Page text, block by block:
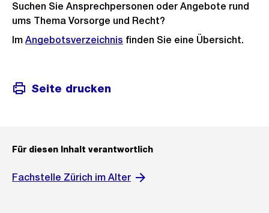
Suchen Sie Ansprechpersonen oder Angebote rund
ums Thema Vorsorge und Recht?
Im Angebotsverzeichnis finden Sie eine Übersicht.
Seite drucken
Für diesen Inhalt verantwortlich
Fachstelle Zürich im Alter